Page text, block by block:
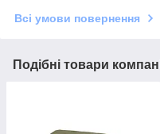
Всі умови повернення
Подібні товари